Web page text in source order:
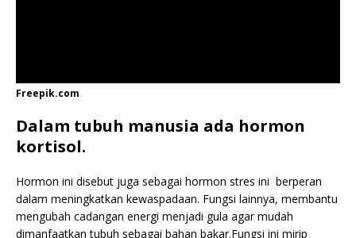
Freepik.com
Dalam tubuh manusia ada hormon
kortisol.
Hormon ini disebut juga sebagai hormon stres ini berperan
dalam meningkatkan kewaspadaan. Fungsi lainnya, membantu
mengubah cadangan energi menjadi gula agar mudah
dimanfaatkan tubuh sebagai bahan bakar.Fungsi ini mirip